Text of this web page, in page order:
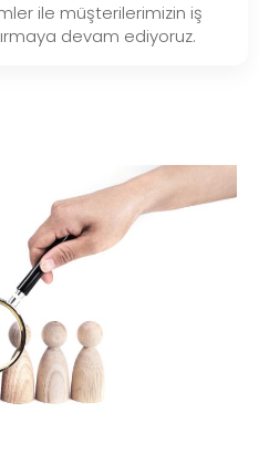
ile müşterilerimizin iş
devam ediyoruz.